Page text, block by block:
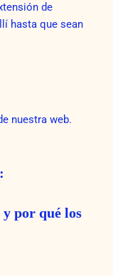
de
hasta que sean
nuestra web.
y por qué los